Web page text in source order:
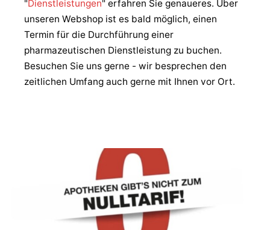
"Dienstleistungen" erfahren Sie genaueres. Über
unseren Webshop ist es bald möglich, einen
Termin für die Durchführung einer
pharmazeutischen Dienstleistung zu buchen.
Besuchen Sie uns gerne - wir besprechen den
zeitlichen Umfang auch gerne mit Ihnen vor Ort.